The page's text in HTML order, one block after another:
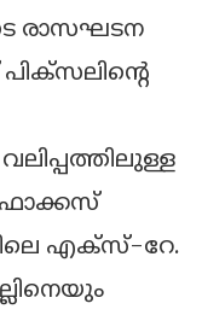
രാസഘടന
എക്സ്-റേ.